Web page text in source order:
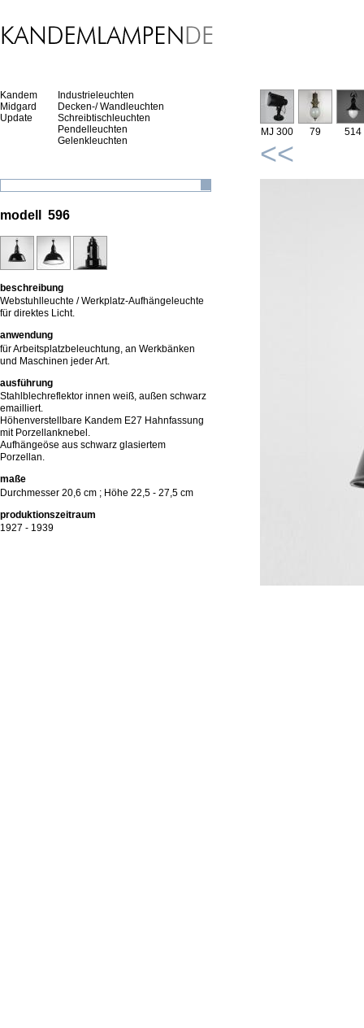
Kandem
Midgard
Update
Industrieleuchten
Decken-/ Wandleuchten
Schreibtischleuchten
Pendelleuchten
Gelenkleuchten
modell 596
beschreibung
Webstuhlleuchte / Werkplatz-Aufhängeleuchte
für direktes Licht.
anwendung
für Arbeitsplatzbeleuchtung, an Werkbänken
und Maschinen jeder Art.
ausführung
Stahlblechreflektor innen weiß, außen schwarz
emailliert.
Höhenverstellbare Kandem E27 Hahnfassung
mit Porzellanknebel.
Aufhängeöse aus schwarz glasiertem
Porzellan.
maße
Durchmesser 20,6 cm ; Höhe 22,5 - 27,5 cm
produktionszeitraum
1927 - 1939
MJ 300 79 514
<<